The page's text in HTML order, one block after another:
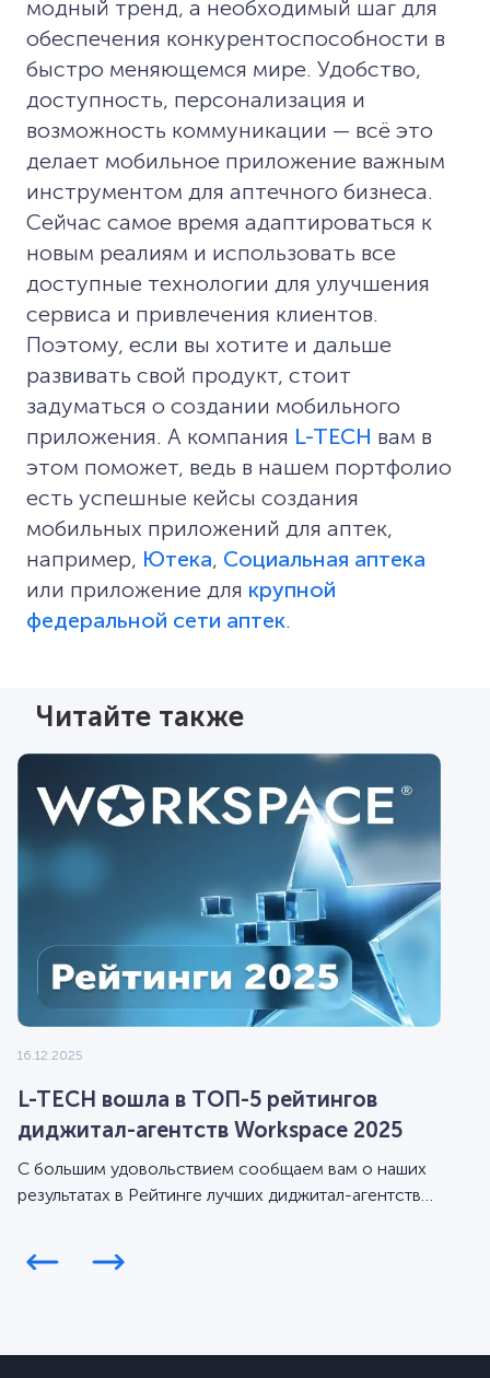
модный тренд, а необходимый шаг для
обеспечения конкурентоспособности в
быстро меняющемся мире. Удобство,
доступность, персонализация и
возможность коммуникации — всё это
делает мобильное приложение важным
инструментом для аптечного бизнеса.
Сейчас самое время адаптироваться к
новым реалиям и использовать все
доступные технологии для улучшения
сервиса и привлечения клиентов.
Поэтому, если вы хотите и дальше
развивать свой продукт, стоит
задуматься о создании мобильного
приложения. А компания L-TECH вам в
этом поможет, ведь в нашем портфолио
есть успешные кейсы создания
мобильных приложений для аптек,
например, Ютека, Социальная аптека
или приложение для крупной
федеральной сети аптек.
Читайте также
16.12.2025
L-TECH вошла в ТОП-5 рейтингов
диджитал-агентств Workspace 2025
С большим удовольствием сообщаем вам о наших
результатах в Рейтинге лучших диджитал-агентств